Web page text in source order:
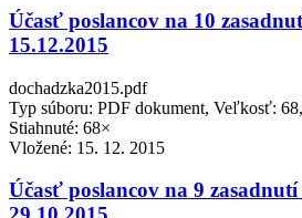
Účasť poslancov na 10
15.12.2015
dochadzka2015.pdf
Typ súboru: PDF dokument, Veľkosť:
Stiahnuté: 68×
Vložené: 15. 12. 2015
Účasť poslancov na 9